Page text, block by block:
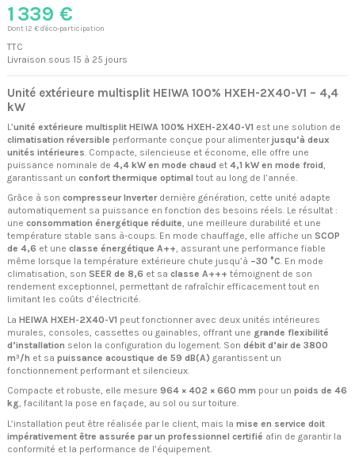
1 339 €
Dont 12 € d'éco-participation
TTC
Livraison sous 15 à 25 jours
Unité extérieure multisplit HEIWA 100% HXEH-2X40-V1 – 4,4
kW
L’unité extérieure multisplit HEIWA 100% HXEH-2X40-V1 est une solution de
climatisation réversible performante conçue pour alimenter jusqu’à deux
unités intérieures . Compacte, silencieuse et économe, elle offre une
puissance nominale de 4,4 kW en mode chaud et 4,1 kW en mode froid
garantissant un confort thermique optimal tout au long de l’année.
Grâce à son compresseur Inverterdernière génération, cette unité adapte
automatiquement sa puissance en fonction des besoins réels. Le résultat :
une consommation énergétique réduite, une meilleure durabilité et une
température stable sans à-coups. En mode chauffage, elle affiche un SCOP
de 4,6 et une classe énergétique A++, assurant une performance fiable
même lorsque la température extérieure chute jusqu’à –30 °C. En mode
climatisation, son SEER de 8,6 et sa classe A+++ témoignent de son
rendement exceptionnel, permettant de rafraîchir efficacement tout en
limitant les coûts d’électricité.
La HEIWA HXEH-2X40-V1 peut fonctionner avec deux unités intérieures
murales, consoles, cassettes ou gainables, offrant une grande flexibilité
d’installation selon la configuration du logement. Son débit d’air de 3800
m³/h et sa puissance acoustique de 59 dB(A) garantissent un
fonctionnement performant et silencieux.
Compacte et robuste, elle mesure 964 × 402 × 660 mm pour un poids de 46
kg, facilitant la pose en façade, au sol ou sur toiture.
L’installation peut être réalisée par le client, mais la mise en service doit
impérativement être assurée par un professionnel certifié afin de garantir la
conformité et la performance de l’équipement.